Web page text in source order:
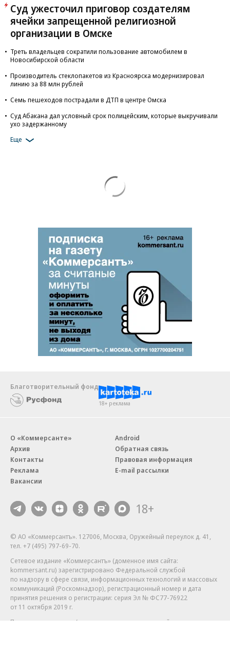
Суд ужесточил приговор создателям
ячейки запрещенной религиозной
организации в Омске
Треть владельцев сократили пользование автомобилем в
Новосибирской области
Производитель стеклопакетов из Красноярска модернизировал
линию за 88 млн рублей
Семь пешеходов пострадали в ДТП в центре Омска
Суд Абакана дал условный срок полицейским, которые выкручивали
ухо задержанному
Еще
Благотворительный фонд
18+ реклама
О «Коммерсанте»
Архив
Контакты
Реклама
Вакансии
Android
Обратная связь
Правовая информация
E-mail рассылки
18+
© АО «Коммерсантъ». 127006, Москва, Оружейный переулок д. 41,
тел. +7 (495) 797-69-70.
Сетевое издание «Коммерсантъ» (доменное имя сайта:
kommersant.ru) зарегистрировано Федеральной службой
по надзору в сфере связи, информационных технологий и массовых
коммуникаций (Роскомнадзор), регистрационный номер и дата
принятия решения о регистрации: серия Эл № ФС77-76922
от 11 октября 2019 г.
Партнерские проекты/материалы, новости компаний, материалы